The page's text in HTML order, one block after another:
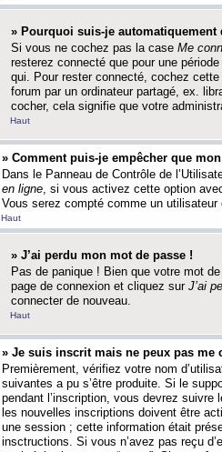
» Pourquoi suis-je automatiquement
Si vous ne cochez pas la case Me
resterez connecté que pour une
qui. Pour rester connecté, cochez
forum par un ordinateur partagé, ex.
cocher, cela signifie que votre
Haut
» Comment puis-je empêcher que
Dans le Panneau de Contrôle de
en ligne, si vous activez cette option
Vous serez compté comme un utilisateur
Haut
» J’ai perdu mon mot de passe !
Pas de panique ! Bien que votre mot
page de connexion et cliquez sur J’ai
connecter de nouveau.
Haut
» Je suis inscrit mais ne peux pas me
Premièrement, vérifiez votre nom
suivantes a pu s’être produite. Si le
pendant l’inscription, vous devrez
les nouvelles inscriptions doivent être
une session ; cette information était
insctructions. Si vous n’avez pas reçu